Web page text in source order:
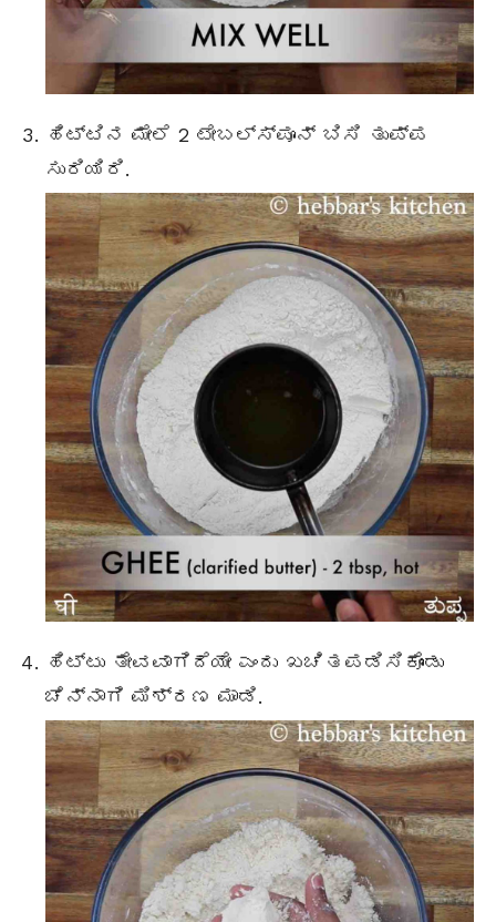
ಹಿಟ್ಟಿನ ಮೇಲೆ 2 ಟೇಬಲ್ಸ್ಪೂನ್ ಬಿಸಿ ತುಪ್ಪ
ಸುರಿಯಿರಿ.
ಹಿಟ್ಟು ತೇವವಾಗಿದೆಯೇ ಎಂದು ಖಚಿತಪಡಿಸಿಕೊಂಡು
ಚೆನ್ನಾಗಿ ಮಿಶ್ರಣ ಮಾಡಿ.